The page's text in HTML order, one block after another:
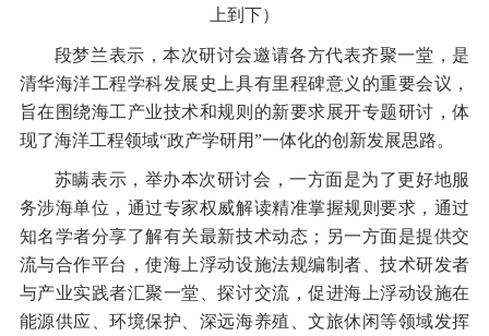
上到下）
段梦兰表示，本次研讨会邀请各方代表齐聚一堂，是
清华海洋工程学科发展史上具有里程碑意义的重要会议，
旨在围绕海工产业技术和规则的新要求展开专题研讨，体
现了海洋工程领域“政产学研用”一体化的创新发展思路。
苏瞒表示，举办本次研讨会，一方面是为了更好地服
务涉海单位，通过专家权威解读精准掌握规则要求，通过
知名学者分享了解有关最新技术动态；另一方面是提供交
流与合作平台，使海上浮动设施法规编制者、技术研发者
与产业实践者汇聚一堂、探讨交流，促进海上浮动设施在
能源供应、环境保护、深远海养殖、文旅休闲等领域发挥